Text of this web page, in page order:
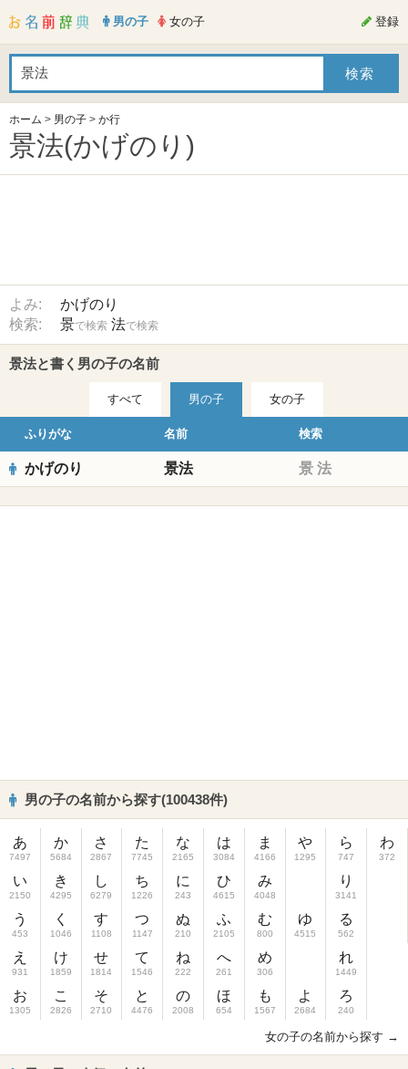
男の子 女の子 登録
ホーム > 男の子 > か行
景法(かげのり)
よみ:
かげのり
検索:
景で検索 法で検索
景法と書く男の子の名前
すべて 男の子 女の子
ふりがな 名前 検索
かげのり 景法 景 法
男の子の名前から探す(100438件)
あ
7497
い
2150
う
453
え
931
お
1305
か
5684
き
4295
く
1046
け
1859
こ
2826
さ
2867
し
6279
す
1108
せ
1814
そ
2710
た
7745
ち
1226
つ
1147
て
1546
と
4476
な
2165
に
243
ぬ
210
ね
222
の
2008
は
3084
ひ
4615
ふ
2105
へ
261
ほ
654
ま
4166
み
4048
む
800
め
306
も
1567
や
1295
ゆ
4515
よ
2684
ら
747
り
3141
る
562
れ
1449
ろ
240
わ
372
女の子の名前から探す →